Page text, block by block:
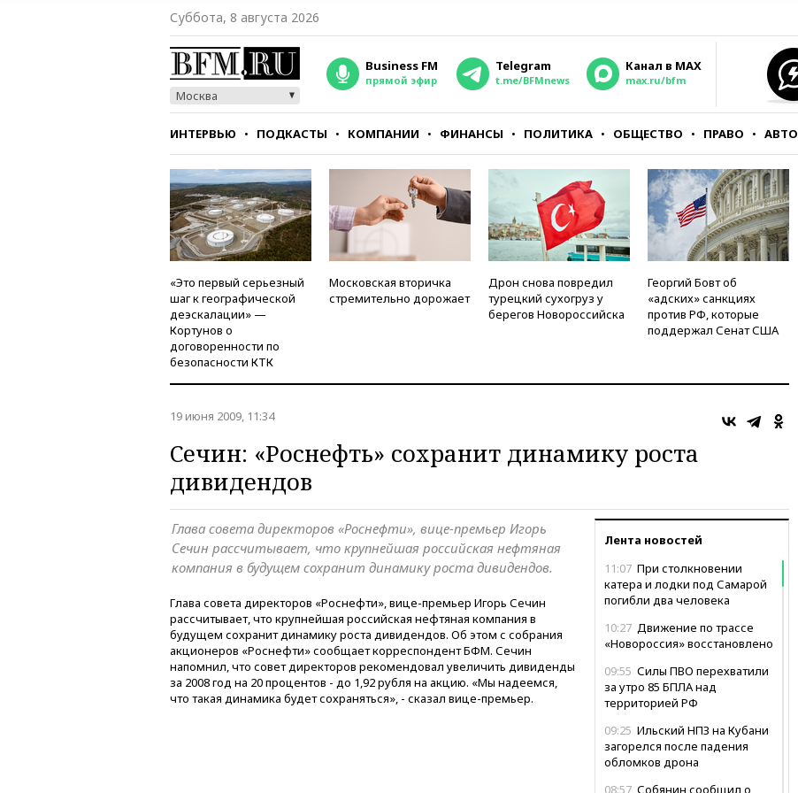
Суббота, 8 августа 2026
Москва
Business FM
прямой эфир
Telegram
t.me/BFMnews
Канал в MAX
max.ru/bfm
ИНТЕРВЬЮ ПОДКАСТЫ КОМПАНИИ ФИНАНСЫ ПОЛИТИКА ОБЩЕСТВО ПРАВО АВТО
СТИЛЬ ТЕСТЫ
«Это первый серьезный
шаг к географической
деэскалации» —
Кортунов о
договоренности по
безопасности КТК
Московская вторичка
стремительно дорожает
Дрон снова повредил
турецкий сухогруз у
берегов Новороссийска
Георгий Бовт об
«адских» санкциях
против РФ, которые
поддержал Сенат США
19 июня 2009, 11:34
Сечин: «Роснефть» сохранит динамику роста
дивидендов
Лента новостей
11:07 При столкновении
катера и лодки под Самарой
погибли два человека
10:27 Движение по трассе
«Новороссия» восстановлено
09:55 Силы ПВО перехватили
за утро 85 БПЛА над
территорией РФ
09:25 Ильский НПЗ на Кубани
загорелся после падения
обломков дрона
08:57 Собянин сообщил о
Глава совета директоров «Роснефти», вице-премьер Игорь
Сечин рассчитывает, что крупнейшая российская нефтяная
компания в будущем сохранит динамику роста дивидендов.
Глава совета директоров «Роснефти», вице-премьер Игорь Сечин
рассчитывает, что крупнейшая российская нефтяная компания в
будущем сохранит динамику роста дивидендов. Об этом с собрания
акционеров «Роснефти» сообщает корреспондент БФМ. Сечин
напомнил, что совет директоров рекомендовал увеличить дивиденды
за 2008 год на 20 процентов - до 1,92 рубля на акцию. «Мы надеемся,
что такая динамика будет сохраняться», - сказал вице-премьер.